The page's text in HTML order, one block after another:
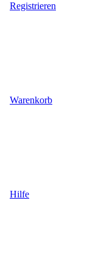
Registrieren
Warenkorb
Hilfe